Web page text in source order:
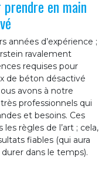
en main
années d’expérience ;
ravalement
requises pour
de béton désactivé
avons à notre
professionnels qui
et besoins. Ces
règles de l’art ; cela,
fiables (qui aura
dans le temps).